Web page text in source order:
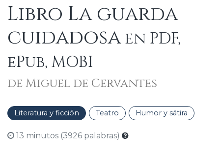
Libro La guarda
cuidadosaen PDF,
ePub, MOBI
de Miguel de Cervantes
Literatura y ficción Teatro Humor y sátira
13 minutos (3926 palabras)